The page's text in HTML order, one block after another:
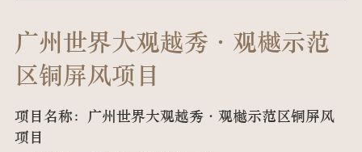
广州世界大观越秀·观樾示范
区铜屏风项目
项目名称：广州世界大观越秀·观樾示范区铜屏风
项目